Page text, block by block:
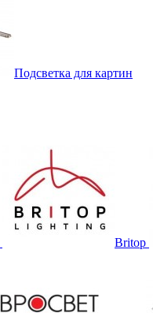
Подсветка для картин
Britop